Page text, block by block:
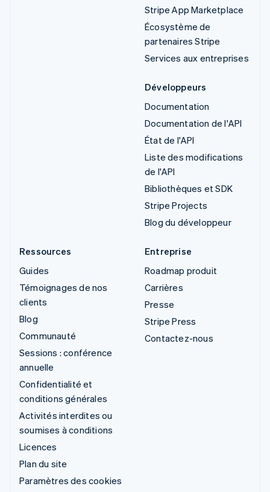
Stripe App Marketplace
Écosystème de
partenaires Stripe
Services aux entreprises
Développeurs
Documentation
Documentation de l'API
État de l'API
Liste des modifications
de l'API
Bibliothèques et SDK
Stripe Projects
Blog du développeur
Ressources
Guides
Témoignages de nos
clients
Blog
Communauté
Sessions : conférence
annuelle
Confidentialité et
conditions générales
Activités interdites ou
soumises à conditions
Licences
Plan du site
Paramètres des cookies
Entreprise
Roadmap produit
Carrières
Presse
Stripe Press
Contactez-nous